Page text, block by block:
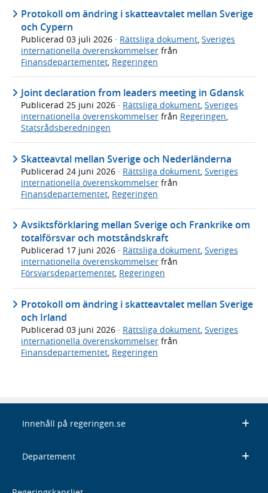
Protokoll om ändring i skatteavtalet mellan Sverige
och Cypern
Publicerad 03 juli 2026 · Rättsliga dokument Sveriges
internationella överenskommelser från
Finansdepartementet Regeringen
Joint declaration from leaders meeting in Gdansk
Publicerad 25 juni 2026 · Rättsliga dokument, Sveriges
internationella överenskommelser från Regeringen,
Statsrådsberedningen
Skatteavtal mellan Sverige och Nederländerna
Publicerad 24 juni 2026 · Rättsliga dokument, Sveriges
internationella överenskommelser från
Finansdepartementet, Regeringen
Avsiktsförklaring mellan Sverige och Frankrike om
totalförsvar och motståndskraft
Publicerad 17 juni 2026 · Rättsliga dokument, Sveriges
internationella överenskommelser från
Försvarsdepartementet, Regeringen
Protokoll om ändring i skatteavtalet mellan Sverige
och Irland
Publicerad 03 juni 2026 · Rättsliga dokument, Sveriges
internationella överenskommelser från
Finansdepartementet, Regeringen
Innehåll på regeringen.se
Departement